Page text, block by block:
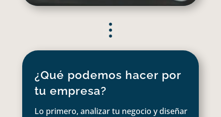
¿Qué podemos hacer por
tu empresa?
Lo primero, analizar tu negocio y diseñar